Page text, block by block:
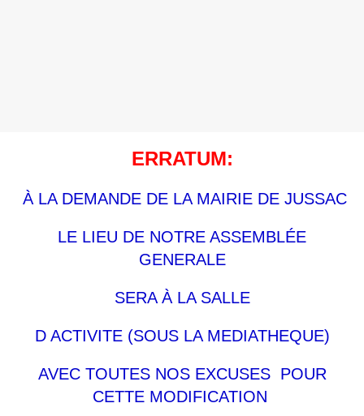
ERRATUM:
À LA DEMANDE DE LA MAIRIE DE JUSSAC
LE LIEU DE NOTRE ASSEMBLÉE
GENERALE
SERA À LA SALLE
D ACTIVITE (SOUS LA MEDIATHEQUE)
AVEC TOUTES NOS EXCUSES POUR
CETTE MODIFICATION